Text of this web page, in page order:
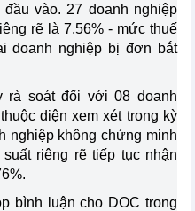
vào. 27 doanh nghiệp
rẽ là 7,56% - mức thuế
doanh nghiệp bị đơn bắt
rà soát đối với 08 doanh
diện xem xét trong kỳ
nghiệp không chứng minh
riêng rẽ tiếp tục nhận
bình luận cho DOC trong